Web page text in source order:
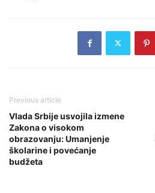
Previous article
Vlada Srbije usvojila izmene
Zakona o visokom
obrazovanju: Umanjenje
školarine i povećanje
budžeta